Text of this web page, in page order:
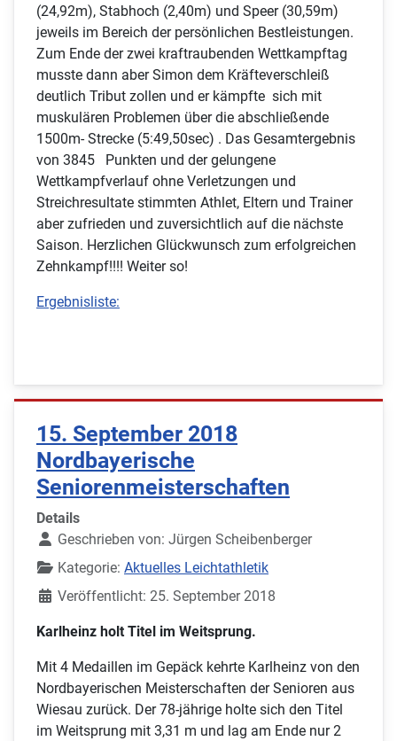
(24,92m), Stabhoch (2,40m) und Speer (30,59m)
jeweils im Bereich der persönlichen Bestleistungen.
Zum Ende der zwei kraftraubenden Wettkampftag
musste dann aber Simon dem Kräfteverschleiß
deutlich Tribut zollen und er kämpfte sich mit
muskulären Problemen über die abschließende
1500m- Strecke (5:49,50sec) . Das Gesamtergebnis
von 3845 Punkten und der gelungene
Wettkampfverlauf ohne Verletzungen und
Streichresultate stimmten Athlet, Eltern und Trainer
aber zufrieden und zuversichtlich auf die nächste
Saison. Herzlichen Glückwunsch zum erfolgreichen
Zehnkampf!!!! Weiter so!
Ergebnisliste:
15. September 2018
Nordbayerische
Seniorenmeisterschaften
Details
Geschrieben von: Jürgen Scheibenberger
Kategorie: Aktuelles Leichtathletik
Veröffentlicht: 25. September 2018
Karlheinz holt Titel im Weitsprung.
Mit 4 Medaillen im Gepäck kehrte Karlheinz von den
Nordbayerischen Meisterschaften der Senioren aus
Wiesau zurück. Der 78-jährige holte sich den Titel
im Weitsprung mit 3,31 m und lag am Ende nur 2